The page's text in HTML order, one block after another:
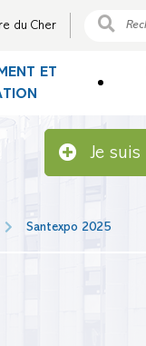
du Cher
ET
Je suis
Santexpo 2025